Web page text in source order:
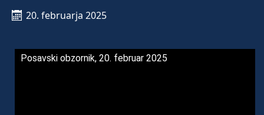
20. februarja 2025
Posavski obzornik, 20. februar 2025